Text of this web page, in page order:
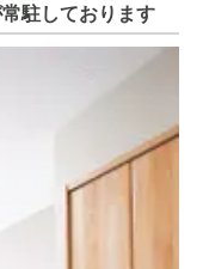
駐しております